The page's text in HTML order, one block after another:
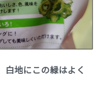
白地にこの緑はよく